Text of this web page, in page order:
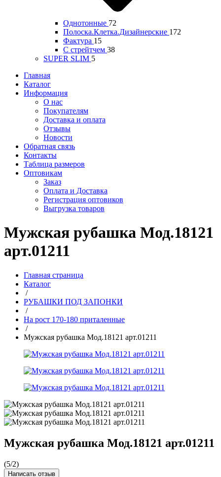
Однотонные 72
Полоска.Клетка.Дизайнерские 172
Фактура 15
С стрейтчем 38
SUPER SLIM 5
Главная
Каталог
Информация
О нас
Покупателям
Доставка и оплата
Отзывы
Новости
Обратная связь
Контакты
Таблица размеров
Оптовикам
Заказ
Оплата и Доставка
Регистрация оптовиков
Выгрузка товаров
Мужская рубашка Мод.18121
арт.01211
Главная страница
Каталог
/
РУБАШКИ ПОД ЗАПОНКИ
/
На рост 170-180 приталенные
/
Мужская рубашка Мод.18121 арт.01211
Мужская рубашка Мод.18121 арт.01211
(5/2)
Написать отзыв